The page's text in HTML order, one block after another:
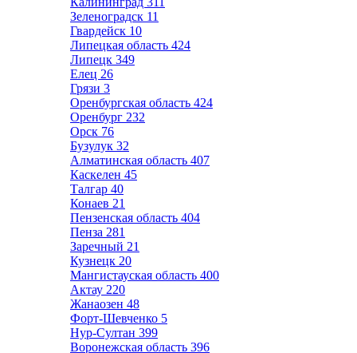
Зеленоградск 11
Гвардейск 10
Липецкая область 424
Липецк 349
Елец 26
Грязи 3
Оренбургская область 424
Оренбург 232
Орск 76
Бузулук 32
Алматинская область 407
Каскелен 45
Талгар 40
Конаев 21
Пензенская область 404
Пенза 281
Заречный 21
Кузнецк 20
Мангистауская область 400
Актау 220
Жанаозен 48
Форт-Шевченко 5
Нур-Султан 399
Воронежская область 396